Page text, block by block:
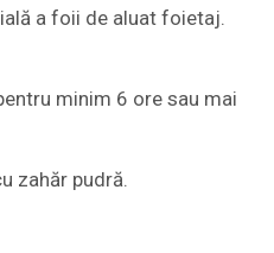
a foii de aluat foietaj.
minim 6 ore sau mai
zahăr pudră.